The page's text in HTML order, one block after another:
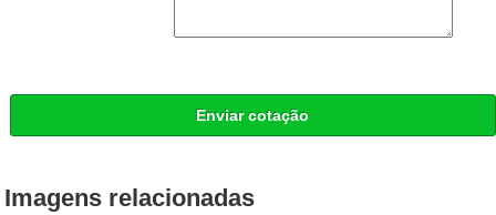
Enviar cotação
Imagens relacionadas